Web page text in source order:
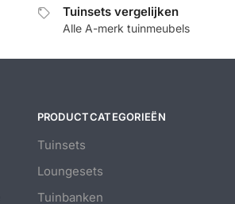
Tuinsets vergelijken
Alle A-merk tuinmeubels
PRODUCTCATEGORIEËN
Tuinsets
Loungesets
Tuinbanken